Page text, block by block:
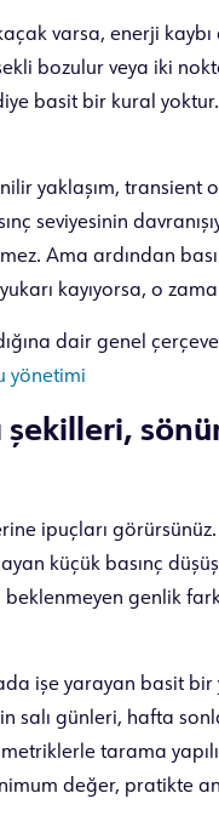
varsa, enerji kaybı
bozulur veya iki
basit bir kural
yaklaşım, transient
seviyesinin
Ama ardından
kayıyorsa, o
dair genel
yönetimi
ipuçları
küçük basınç
genlik
işe yarayan basit
salı günleri, hafta
tarama
değer, pratikte